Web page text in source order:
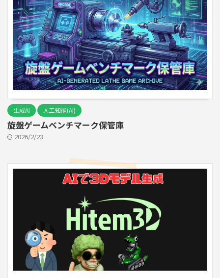
生成AI 人工知能(AI)
旋盤ゲームベンチマーク保管庫
2026/2/23